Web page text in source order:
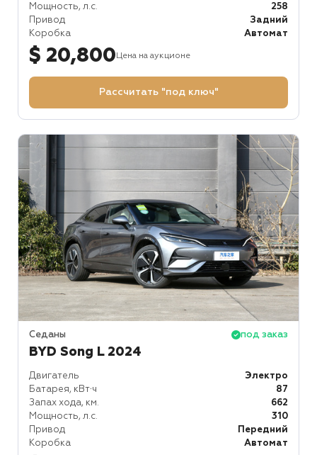
Мощность, л.с.
258
Привод
Задний
Коробка
Автомат
$ 20,800 Цена на аукционе
Рассчитать "под ключ"
Седаны под заказ
BYD Song L 2024
Двигатель
Электро
Батарея, кВт⋅ч
87
Запах хода, км.
662
Мощность, л.с.
310
Привод
Передний
Коробка
Автомат